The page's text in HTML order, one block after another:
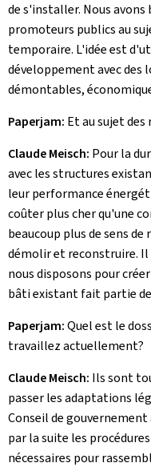
de s'installer. Nous avons
promoteurs publics au
temporaire. L'idée est
développement avec des
démontables,
Paperjam: Et au sujet
Claude Meisch: Pour la
avec les structures
leur performance
coûter plus cher qu'une
beaucoup plus de sens
démolir et reconstruire.
nous disposons pour
bâti existant fait partie
Paperjam:Quel est le
travaillez actuellement?
Claude Meisch: Ils sont
passer les adaptations
Conseil de gouvernement
par la suite les
nécessaires pour